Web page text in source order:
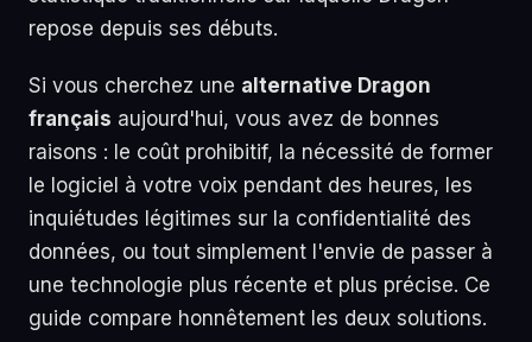
repose depuis ses débuts.
Si vous cherchez une alternative Dragon
français aujourd'hui, vous avez de bonnes
raisons : le coût prohibitif, la nécessité de former
le logiciel à votre voix pendant des heures, les
inquiétudes légitimes sur la confidentialité des
données, ou tout simplement l'envie de passer à
une technologie plus récente et plus précise. Ce
guide compare honnêtement les deux solutions.